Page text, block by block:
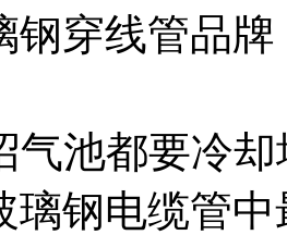
钢穿线管品牌
气池都要冷
璃钢电缆管